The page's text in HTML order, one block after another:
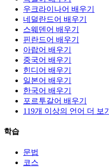
우크라이나어 배우기
네덜란드어 배우기
스웨덴어 배우기
핀란드어 배우기
아랍어 배우기
중국어 배우기
힌디어 배우기
일본어 배우기
한국어 배우기
포르투갈어 배우기
119개 이상의 언어 더 보기
학습
문법
코스